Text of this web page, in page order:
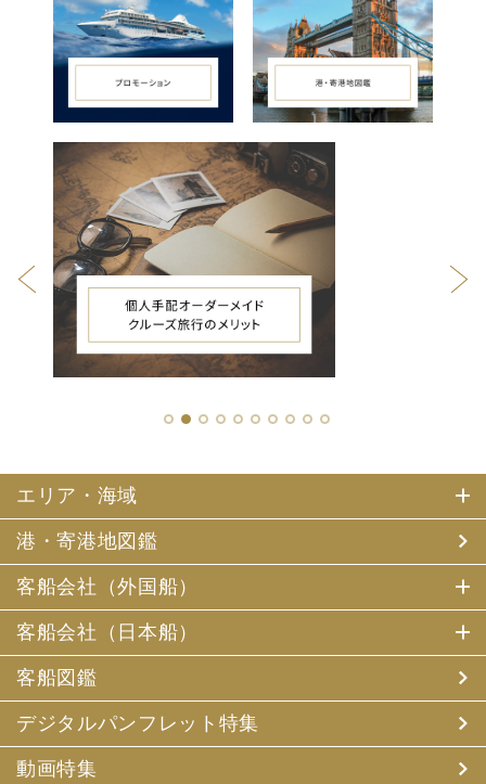
1 2 3 4 5 6 7 8 9 10
エリア・海域
港・寄港地図鑑
客船会社（外国船）
客船会社（日本船）
客船図鑑
デジタルパンフレット特集
動画特集